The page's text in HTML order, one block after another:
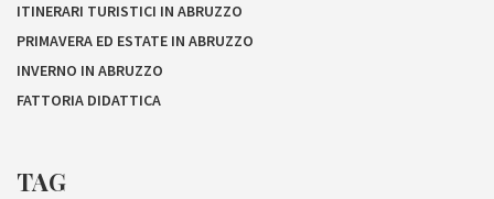
ITINERARI TURISTICI IN ABRUZZO
PRIMAVERA ED ESTATE IN ABRUZZO
INVERNO IN ABRUZZO
FATTORIA DIDATTICA
TAG